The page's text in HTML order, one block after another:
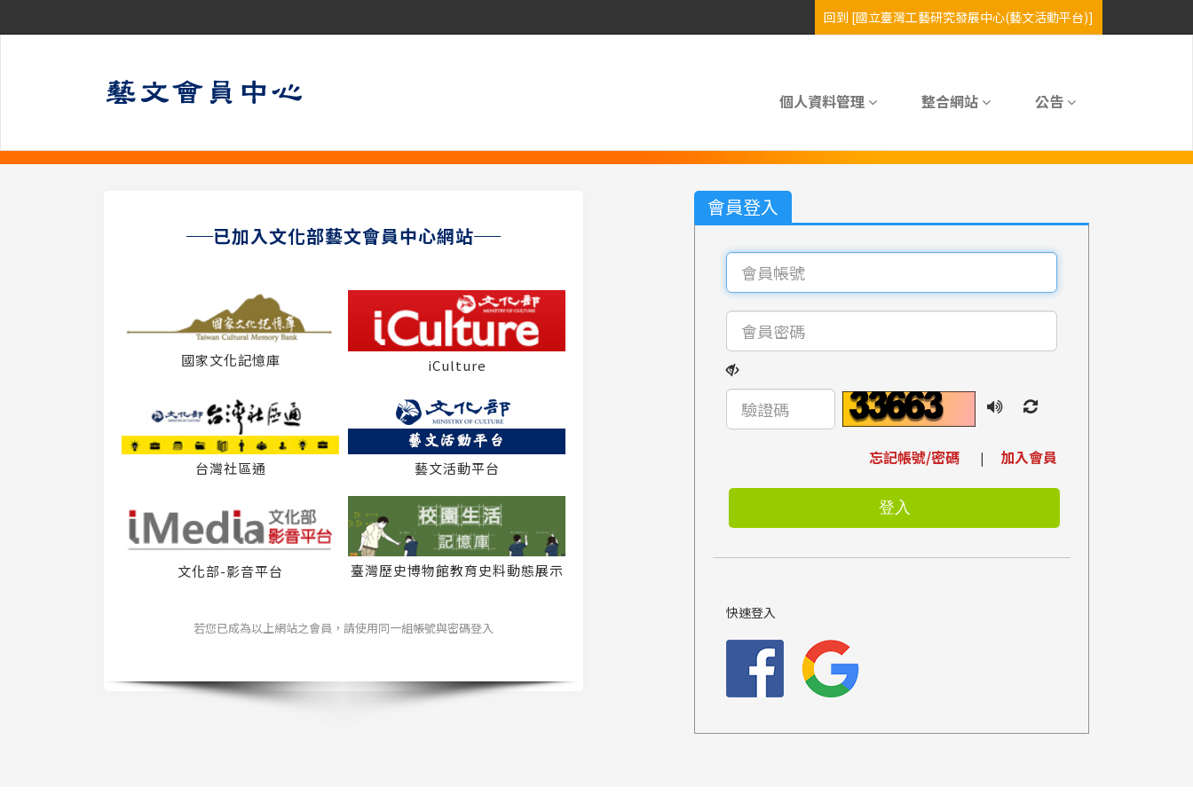
個人資料管理 整合網站 公告
會員登入
忘記帳號/密碼 | 加入會員
快速登入
已加入文化部藝文會員中心網站
國家文化記憶庫 iCulture
台灣社區通 藝文活動平台
文化部-影音平台
臺灣歷史博物館教育史料動態展示
若您已成為以上網站之會員，請使用同一組帳號與密碼登入